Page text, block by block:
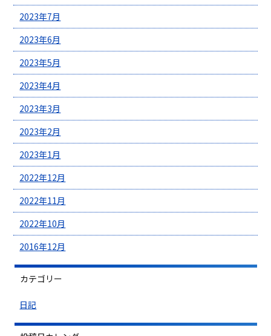
2023年7月
2023年6月
2023年5月
2023年4月
2023年3月
2023年2月
2023年1月
2022年12月
2022年11月
2022年10月
2016年12月
カテゴリー
日記